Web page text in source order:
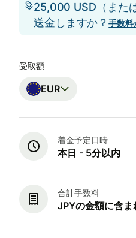
25,000 USD（また
送金しますか？手数料
受取額
EUR
着金予定日時
本日 - 5分以内
合計手数料
JPYの金額に含ま